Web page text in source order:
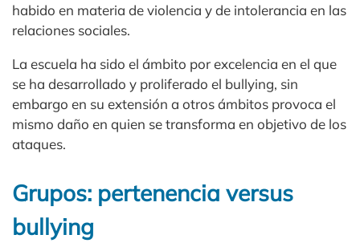
habido en materia de violencia y de intolerancia en las
relaciones sociales.​
La escuela ha sido el ámbito por excelencia en el que
se ha desarrollado y proliferado el bullying, sin
embargo en su extensión a otros ámbitos provoca el
mismo daño en quien se transforma en objetivo de los
ataques.
Grupos: pertenencia versus
bullying